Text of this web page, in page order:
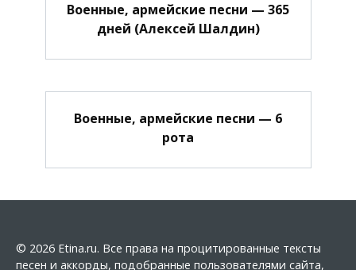
Военные, армейские песни — 365
дней (Алексей Шалдин)
Военные, армейские песни — 6
рота
© 2026 Etina.ru. Все права на процитированные тексты
песен и аккорды, подобранные пользователями сайта,